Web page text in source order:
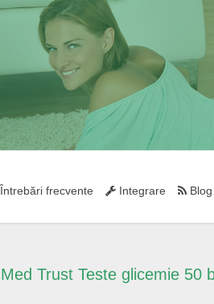
Întrebări frecvente Integrare Blog
Med Trust Teste glicemie 50